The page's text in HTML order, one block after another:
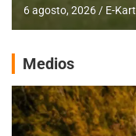
6 agosto, 2026 E-Kart
Medios